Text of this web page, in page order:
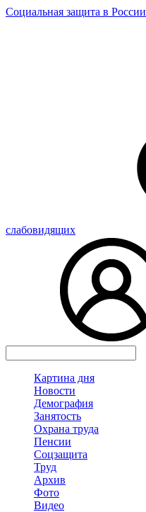
Социальная защита в России
слабовидящих
Картина дня
Новости
Демография
Занятость
Охрана труда
Пенсии
Соцзащита
Труд
Архив
Фото
Видео